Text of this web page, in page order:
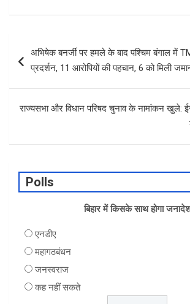
o
k
p
p
navigation
अभिषेक बनर्जी पर हमले के बाद पश्चिम बंगाल में
प्रदर्शन, 11 आरोपियों की पहचान, 6 को मिली
राज्यसभा और विधान परिषद चुनाव के नामांकन
Polls
बिहार में किसके साथ होगा
एनडीए
महागठबंधन
जनस्वराज
कह नहीं सकते